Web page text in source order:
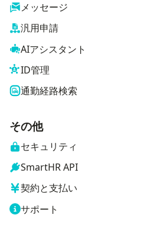
メッセージ
汎用申請
AIアシスタント
ID管理
通勤経路検索
その他
セキュリティ
SmartHR API
契約と支払い
サポート